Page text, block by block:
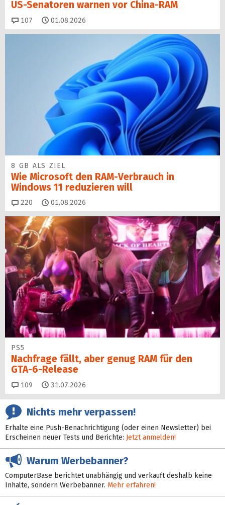
US-Senatoren warnen vor China-RAM
107 Kommentare
01.08.2026
8 GB ALS ZIEL
Wie Microsoft den RAM-Verbrauch in
Windows 11 reduzieren will
220 Kommentare
01.08.2026
PS5
Nachfrage fällt, aber genug RAM für den
GTA-6-Release
109 Kommentare
31.07.2026
Nichts mehr verpassen!
Erhalte eine Push-Benachrichtigung (oder einen Newsletter) bei
Erscheinen neuer Tests und Berichte: Jetzt anmelden!
Warum Werbebanner?
ComputerBase berichtet unabhängig und verkauft deshalb keine
Inhalte, sondern Werbebanner. Mehr erfahren!